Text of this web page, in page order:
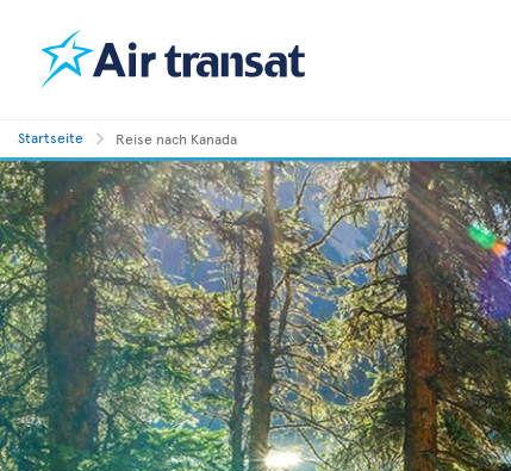
Startseite Reise nach Kanada